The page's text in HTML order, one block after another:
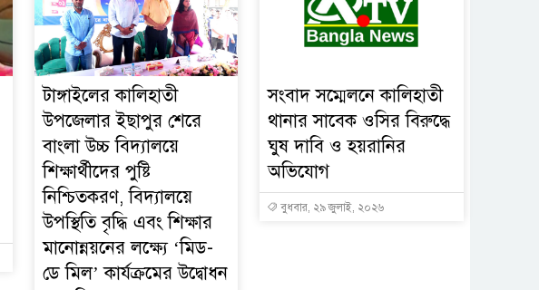
টাঙ্গাইলের কালিহাতী
উপজেলার ইছাপুর শেরে
বাংলা উচ্চ বিদ্যালয়ে
শিক্ষার্থীদের পুষ্টি
নিশ্চিতকরণ, বিদ্যালয়ে
উপস্থিতি বৃদ্ধি এবং শিক্ষার
মানোন্নয়নের লক্ষ্যে ‘মিড-
ডে মিল’ কার্যক্রমের উদ্বোধন
সংবাদ সম্মেলনে কালিহাতী
থানার সাবেক ওসির বিরুদ্ধে
ঘুষ দাবি ও হয়রানির
অভিযোগ
বুধবার, ২৯ জুলাই, ২০২৬